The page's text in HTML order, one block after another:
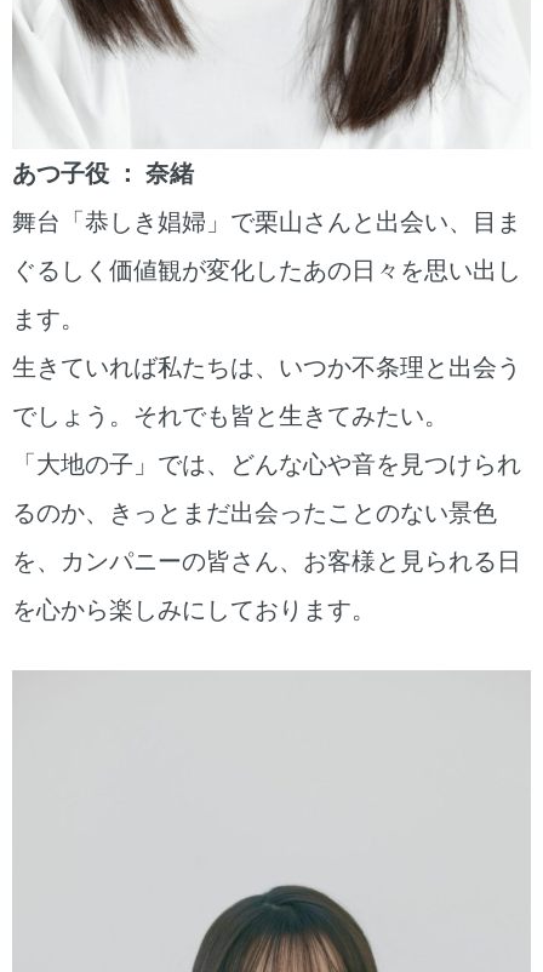
あつ子役 ： 奈緒
舞台「恭しき娼婦」で栗山さんと出会い、目ま
ぐるしく価値観が変化したあの日々を思い出し
ます。
生きていれば私たちは、いつか不条理と出会う
でしょう。それでも皆と生きてみたい。
「大地の子」では、どんな心や音を見つけられ
るのか、きっとまだ出会ったことのない景色
を、カンパニーの皆さん、お客様と見られる日
を心から楽しみにしております。